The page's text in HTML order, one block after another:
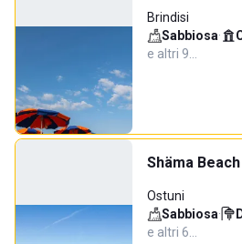
Brindisi
Sabbiosa·
e altri 9…
Shäma
Ostuni
Sabbiosa·
e altri 6…